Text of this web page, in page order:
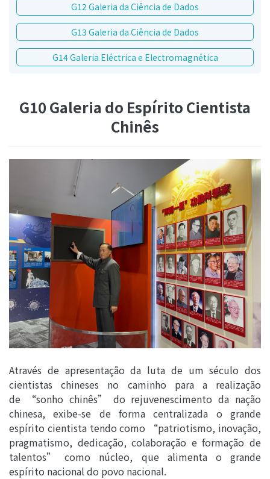
G12 Galeria da Ciência de Dados
G13 Galeria da Ciência de Dados
G14 Galeria Eléctrica e Electromagnética
G10 Galeria do Espírito Cientista
Chinês
Através de apresentação da luta de um século dos
cientistas chineses no caminho para a realização
de “sonho chinês” do rejuvenescimento da nação
chinesa, exibe-se de forma centralizada o grande
espírito cientista tendo como “patriotismo, inovação,
pragmatismo, dedicação, colaboração e formação de
talentos” como núcleo, que alimenta o grande
espírito nacional do povo nacional.